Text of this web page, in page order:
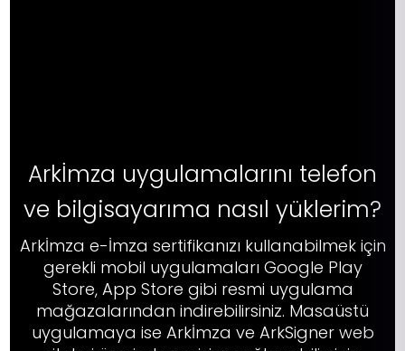
Arkİmza uygulamalarını telefon
ve bilgisayarıma nasıl yüklerim?
Arkİmza e-İmza sertifikanızı kullanabilmek için
gerekli mobil uygulamaları Google Play
Store, App Store gibi resmi uygulama
mağazalarından indirebilirsiniz. Masaüstü
uygulamaya ise Arkİmza ve ArkSigner web